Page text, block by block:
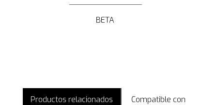
BETA
Productos relacionados Compatible con